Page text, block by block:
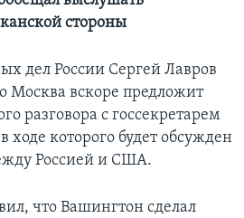
стороны
дел России Сергей Лавров
Москва вскоре предложит
разговора с госсекретарем
которого будет обсужден
Россией и США.
что Вашингтон сделал